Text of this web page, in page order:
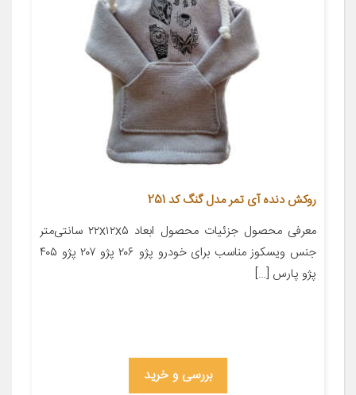
روکش دنده آی تمر مدل گنگ کد 251
معرفی محصول جزئیات محصول ابعاد ۲۲x۱۲x۵ سانتی‌متر
جنس ویسکوز مناسب برای خودرو پژو ۲۰۶ پژو ۲۰۷ پژو ۴۰۵
پژو پارس […]
بررسی و خرید